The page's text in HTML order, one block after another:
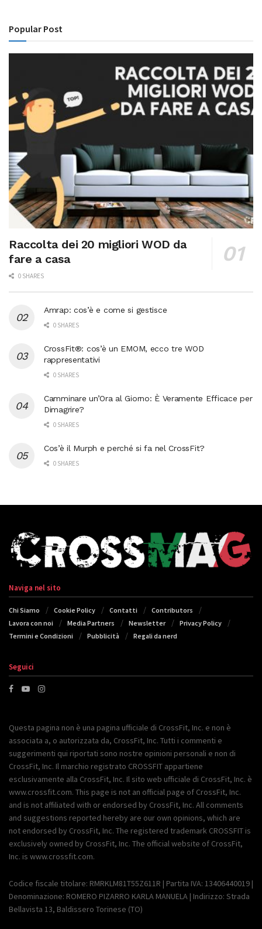
Popular Post
Raccolta dei 20 migliori WOD da
fare a casa
0 SHARES
Amrap: cos’è e come si gestisce
0 SHARES
CrossFit®: cos’è un EMOM, ecco tre WOD
rappresentativi
0 SHARES
Camminare un’Ora al Giorno: È Veramente Efficace per
Dimagrire?
0 SHARES
Cos’è il Murph e perché si fa nel CrossFit?
0 SHARES
Naviga nel sito
Chi Siamo Cookie Policy Contatti
Contributors
Lavora con noi
Media Partners Newsletter
Privacy Policy
Termini e Condizioni
Pubblicità Regali da nerd
Seguici
Questa pagina non è una pagina ufficiale di CrossFit, Inc. e non è
associata a, o autorizzata da, CrossFit, Inc. Tutti i commenti e
suggerimenti qui riportati sono nostre opinioni personali e non di
CrossFit, Inc. Il marchio registrato CROSSFIT appartiene
esclusivamente alla CrossFit, Inc. Il sito web ufficiale di CrossFit, Inc. è
www.crossfit.com. This page is not an official page of CrossFit, Inc.
and is not affiliated with or endorsed by CrossFit, Inc. All comments
and suggestions reported hereby are our own opinions, which are
not endorsed by CrossFit, Inc. The registered trademark CROSSFIT is
exclusively owned by CrossFit, Inc. The official website of CrossFit,
Inc. is www.crossfit.com.
Codice fiscale titolare: RMRKLM81T55Z611R | Partita IVA: 13406440019 |
Denominazione: ROMERO PIZARRO KARLA MANUELA | Indirizzo: Strada
Bellavista 13, Baldissero Torinese (TO)